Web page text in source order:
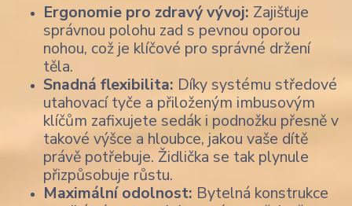
Ergonomie pro zdravý vývoj: Zajišťuje
správnou polohu zad s pevnou oporou
nohou, což je klíčové pro správné držení
těla.
Snadná flexibilita: Díky systému středové
utahovací tyče a přiloženým imbusovým
klíčům zafixujete sedák i podnožku přesně v
takové výšce a hloubce, jakou vaše dítě
právě potřebuje. Židlička se tak plynule
přizpůsobuje růstu.
Maximální odolnost: Bytelná konstrukce